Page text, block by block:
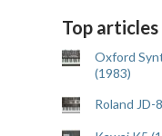
Top
Oxford
(1983)
Roland JD-